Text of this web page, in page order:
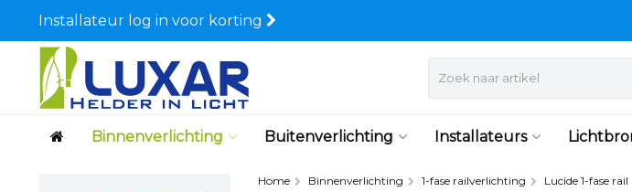
Installateur log in voor korting
Binnenverlichting Buitenverlichting Installateurs
Home Binnenverlichting 1-fase railverlichting Lucide 1-fase rail